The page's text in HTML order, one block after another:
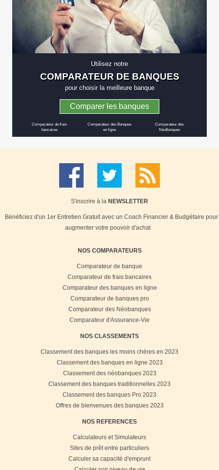
Utilisez notre
COMPARATEUR DE BANQUES
pour choisir la meilleure banque
Comparer les banques
Comparateur de frais
bancaires
Comparateur des Banques
en ligne
Comparateur des
NéoBanques
S'inscrire à la NEWSLETTER
Bénéficiez d'un 1er Entretien Gratuit avec un Coach Financier & Budgétaire pour
augmenter votre pouvoir d'achat
NOS COMPARATEURS
Comparateur de banque
Comparateur de frais bancaires
Comparateur des banques en ligne
Comparateur de banques pro
Comparateur des Néobanques
Comparateur d'Assurance-Vie
NOS CLASSEMENTS
Classement des banques les moins chères en 2023
Classement des banques en ligne 2023
Classement des néobanques 2023
Classement des banques traditionnelles 2023
Classement des banques Pro 2023
Offres de bienvenues des banques 2023
NOS REFERENCES
Calculateurs et Simulateurs
Sites de prêt entre particuliers
Calculer sa capacité d'emprunt